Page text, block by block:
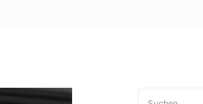
Suchen